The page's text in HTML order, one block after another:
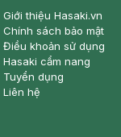
Giới thiệu Hasaki.vn
Chính sách bảo mật
Điều khoản sử dụng
Hasaki cẩm nang
Tuyển dụng
Liên hệ